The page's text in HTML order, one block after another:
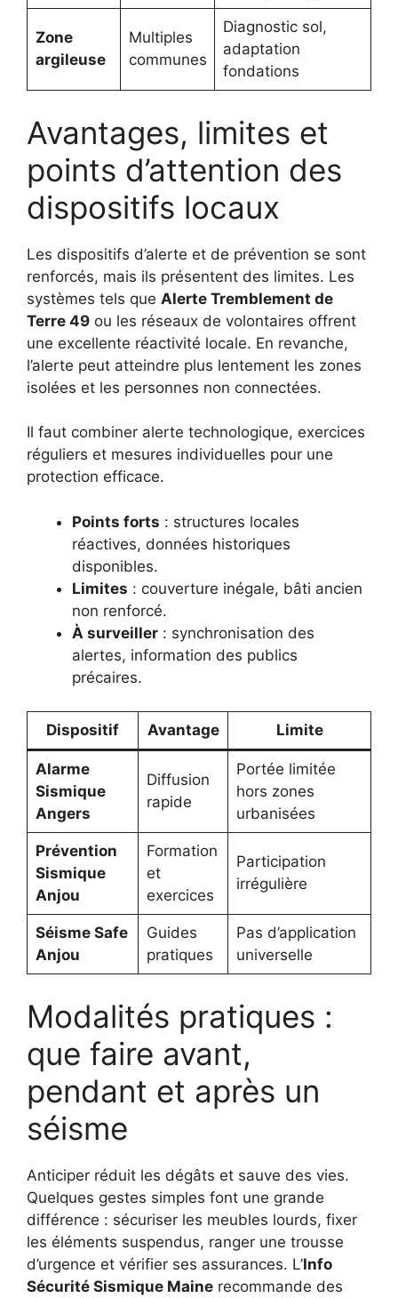
Zone
argileuse
Multiples
communes
Diagnostic sol,
adaptation
fondations
Avantages, limites et
points d’attention des
dispositifs locaux
Les dispositifs d’alerte et de prévention se sont
renforcés, mais ils présentent des limites. Les
systèmes tels que Alerte Tremblement de
Terre 49 ou les réseaux de volontaires offrent
une excellente réactivité locale. En revanche,
l’alerte peut atteindre plus lentement les zones
isolées et les personnes non connectées.
Il faut combiner alerte technologique, exercices
réguliers et mesures individuelles pour une
protection efficace.
Points forts : structures locales
réactives, données historiques
disponibles.
Limites : couverture inégale, bâti ancien
non renforcé.
À surveiller : synchronisation des
alertes, information des publics
précaires.
Dispositif Avantage Limite
Alarme
Sismique
Angers
Diffusion
rapide
Portée limitée
hors zones
urbanisées
Prévention
Sismique
Anjou
Formation
et
exercices
Participation
irrégulière
Séisme Safe
Anjou
Guides
pratiques
Pas d’application
universelle
Modalités pratiques :
que faire avant,
pendant et après un
séisme
Anticiper réduit les dégâts et sauve des vies.
Quelques gestes simples font une grande
différence : sécuriser les meubles lourds, fixer
les éléments suspendus, ranger une trousse
d’urgence et vérifier ses assurances. L’Info
Sécurité Sismique Maine recommande des